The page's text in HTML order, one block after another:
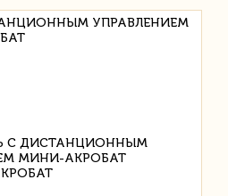
УПРАВЛЕНИЕМ